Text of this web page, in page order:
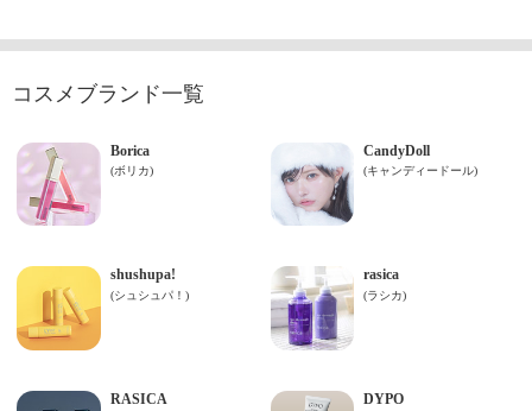
コスメブランド一覧